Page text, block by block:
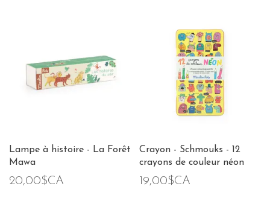
Lampe à histoire - La Forêt
Mawa
20,00$CA
Crayon - Schmouks - 12
crayons de couleur néon
19,00$CA